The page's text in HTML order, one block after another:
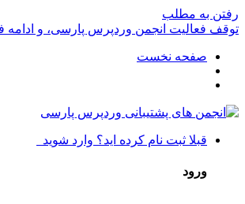
رفتن به مطلب
توقف فعالیت انجمن وردپرس پارسی، و
صفحه نخست
قبلا ثبت نام کرده اید؟ وارد شوید
ورود